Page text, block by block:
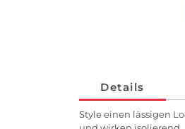
Details
Style einen lässigen